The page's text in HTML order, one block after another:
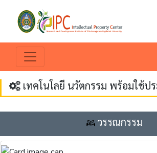
เทคโนโลยี นวัตกรรม พร้อมใช้ป
วรรณกรรม